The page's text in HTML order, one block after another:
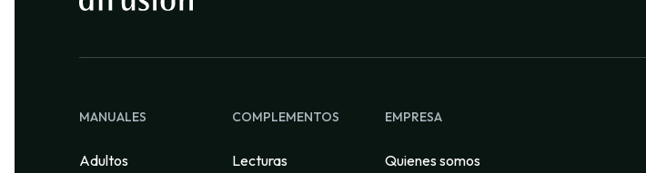
MANUALES
Adultos
COMPLEMENTOS
Lecturas
EMPRESA
Quienes somos